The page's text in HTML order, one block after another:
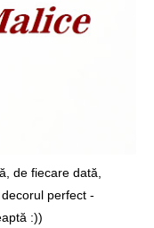
de fiecare dată,
perfect -
:))